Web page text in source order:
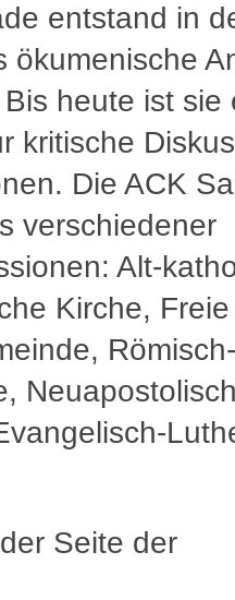
entstand in
ökumenische
heute ist sie
kritische
Die ACK
verschiedener
Alt-
Kirche, Freie
Römisch-
Seite der